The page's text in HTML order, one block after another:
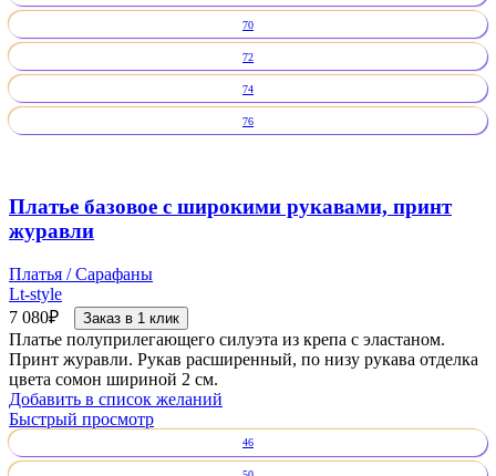
70
72
74
76
Платье базовое с широкими рукавами, принт
журавли
Платья / Сарафаны
Lt-style
7 080₽ Заказ в 1 клик
Платье полуприлегающего силуэта из крепа с эластаном.
Принт журавли. Рукав расширенный, по низу рукава отделка
цвета сомон шириной 2 см.
Добавить в список желаний
Быстрый просмотр
46